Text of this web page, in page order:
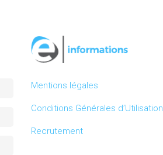
Mentions légales
Conditions Générales d’Utilisation
Recrutement